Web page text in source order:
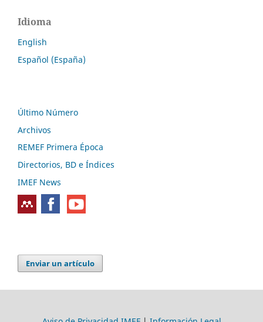
Idioma
English
Español (España)
Último Número
Archivos
REMEF Primera Época
Directorios, BD e Índices
IMEF News
Enviar un artículo